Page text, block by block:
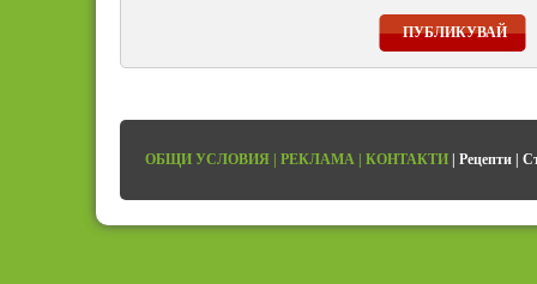
ПУБЛИКУВАЙ
ОБЩИ УСЛОВИЯ | РЕКЛАМА | КОНТАКТИ | Рецепти |